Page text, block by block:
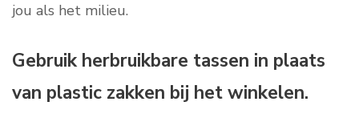
jou als het milieu.
Gebruik herbruikbare tassen in plaats
van plastic zakken bij het winkelen.